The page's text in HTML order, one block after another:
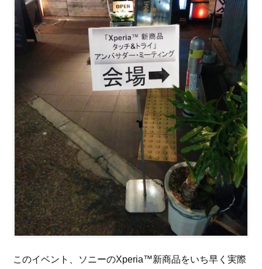
このイベント、ソニーのXperia™新商品をいち早く実際